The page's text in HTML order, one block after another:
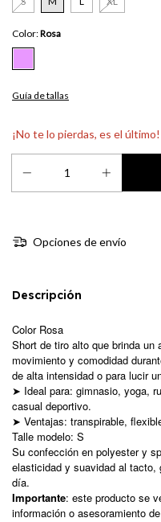
Color:Rosa
Guía de tallas
¡No te lo pierdas, es el último!
Opciones de envío
Descripción
Color Rosa
Short de tiro alto que brinda
movimiento y comodidad
de alta intensidad o para lucir
➤ Ideal para: gimnasio, yoga,
casual deportivo.
➤ Ventajas: transpirable,
Talle modelo: S
Su confección en polyester y
elasticidad y suavidad al tacto,
día.
Importante: este producto se
información o asesoramiento